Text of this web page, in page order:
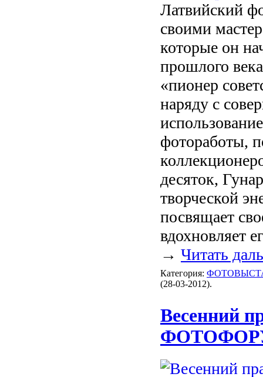
Латвийский
своими
которые он
прошлого
«пионер
наряду с
фотоработы,
десяток,
творческой
посвящает
вдохновляет
→ Читать
Категория:
(28-03-2012).
Весенний